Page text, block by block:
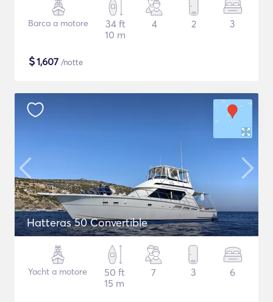
Barca a motore
34 ft
10 m
4 2 3
$1,607 /notte
Hatteras 50 Convertible
Yacht a motore
50 ft
15 m
7 3 6